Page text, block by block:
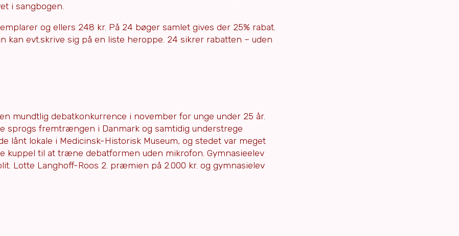
i sangbogen.
og ellers 248 kr. På 24 bøger samlet gives der 25% rabat.
kan evt.skrive sig på en liste heroppe. 24 sikrer rabatten – uden
mundtlig debatkonkurrence i november for unge under 25 år.
sprogs fremtrængen i Danmark og samtidig understrege
lånt lokale i Medicinsk-Historisk Museum, og stedet var meget
kuppel til at træne debatformen uden mikrofon. Gymnasieelev
Lotte Langhoff-Roos 2. præmien på 2.000 kr. og gymnasielev